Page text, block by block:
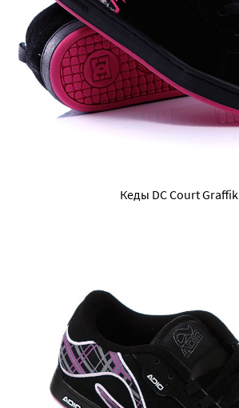
Кеды DC Court Graffik